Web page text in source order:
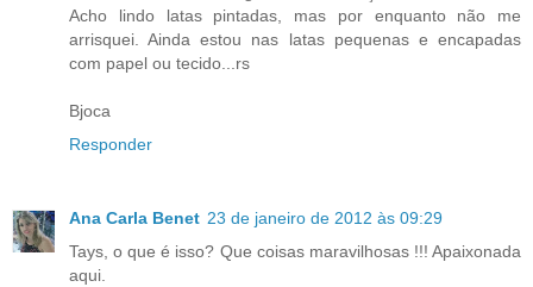
Acho lindo latas pintadas, mas por enquanto não me
arrisquei. Ainda estou nas latas pequenas e encapadas
com papel ou tecido...rs
Bjoca
Responder
Ana Carla Benet 23 de janeiro de 2012 às 09:29
Tays, o que é isso? Que coisas maravilhosas !!! Apaixonada
aqui.